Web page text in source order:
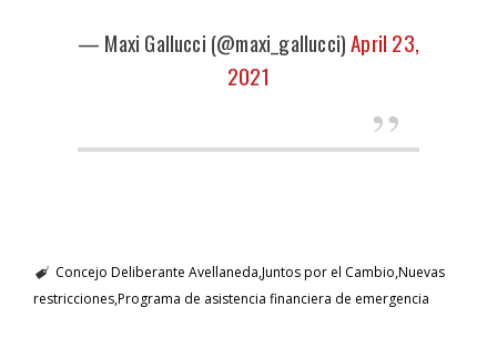
— Maxi Gallucci (@maxi_gallucci)April 23,
2021
Concejo Deliberante Avellaneda Juntos por el Cambio Nuevas
restriccionesPrograma de asistencia financiera de emergencia